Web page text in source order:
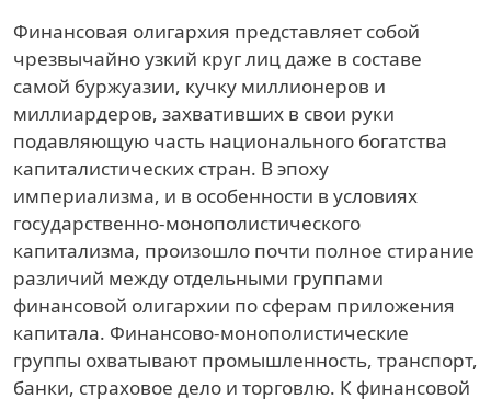
Финансовая олигархия представляет собой
чрезвычайно узкий круг лиц даже в составе
самой буржуазии, кучку миллионеров и
миллиардеров, захвативших в свои руки
подавляющую часть национального богатства
капиталистических стран. В эпоху
империализма, и в особенности в условиях
государственно-монополистического
капитализма, произошло почти полное стирание
различий между отдельными группами
финансовой олигархии по сферам приложения
капитала. Финансово-монополистические
группы охватывают промышленность, транспорт,
банки, страховое дело и торговлю. К финансовой